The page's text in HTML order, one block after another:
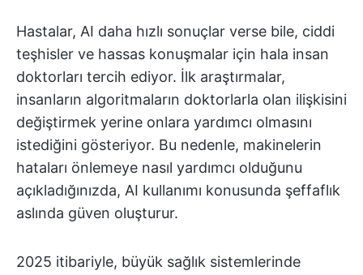
Hastalar, AI daha hızlı sonuçlar verse bile, ciddi
teşhisler ve hassas konuşmalar için hala insan
doktorları tercih ediyor. İlk araştırmalar,
insanların algoritmaların doktorlarla olan ilişkisini
değiştirmek yerine onlara yardımcı olmasını
istediğini gösteriyor. Bu nedenle, makinelerin
hataları önlemeye nasıl yardımcı olduğunu
açıkladığınızda, AI kullanımı konusunda şeffaflık
aslında güven oluşturur.
2025 itibariyle, büyük sağlık sistemlerinde